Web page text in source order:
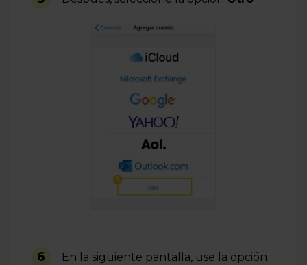
6
En la siguiente pantalla, use la opción